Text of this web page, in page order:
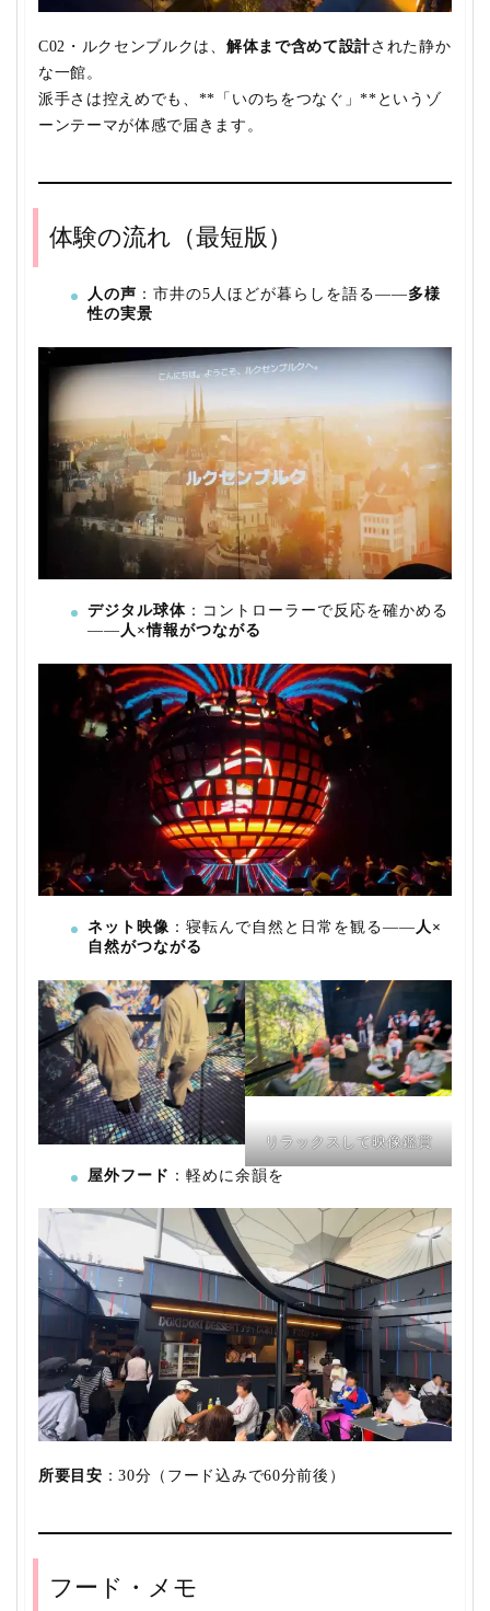
C02・ルクセンブルクは、 解体まで含めて設計された静か
な一館。
派手さは控えめでも、**「いのちをつなぐ」**というゾ
ーンテーマが体感で届きます。
体験の流れ（最短版）
人の声 ：市井の5人ほどが暮らしを語る——多様
性の実景
デジタル球体 ：コントローラーで反応を確かめる
—— 人×情報がつながる
ネット映像 ：寝転んで自然と日常を観る—— 人×
自然がつながる
リラックスして映像鑑賞
屋外フード ：軽めに余韻を
所要目安 ：30分（フード込みで60分前後）
フード・メモ